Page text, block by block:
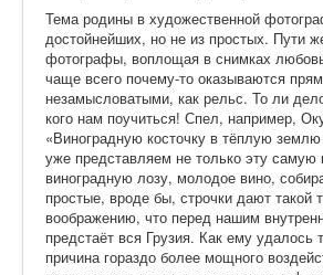
Тема родины в художественной
достойнейших, но не из простых. Пути
фотографы, воплощая в снимках
чаще всего почему-то оказываются
незамысловатыми, как рельс. То ли
кого нам поучиться! Спел, например,
«Виноградную косточку в тёплую
уже представляем не только эту самую
виноградную лозу, молодое вино,
простые, вроде бы, строчки дают такой
воображению, что перед нашим
предстаёт вся Грузия. Как ему удалось
причина гораздо более мощного